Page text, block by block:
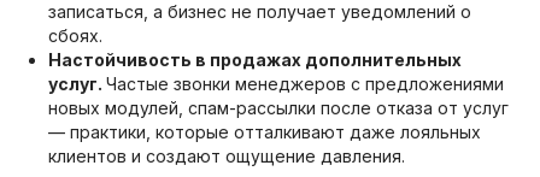
записаться, а бизнес не получает уведомлений о
сбоях.
Настойчивость в продажах дополнительных
услуг. Частые звонки менеджеров с предложениями
новых модулей, спам-рассылки после отказа от услуг
— практики, которые отталкивают даже лояльных
клиентов и создают ощущение давления.